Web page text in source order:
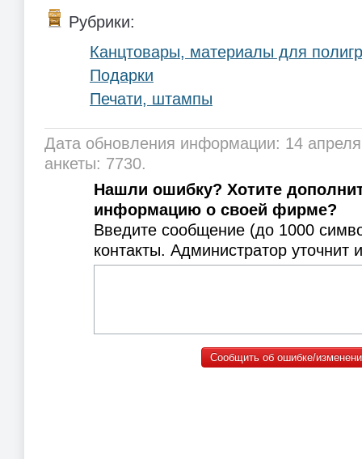
Рубрики:
Канцтовары, материалы для
Подарки
Печати, штампы
Дата обновления информации: 14
анкеты: 7730.
Нашли ошибку? Хотите
информацию о своей фирме?
Введите сообщение (до 1000
контакты. Администратор